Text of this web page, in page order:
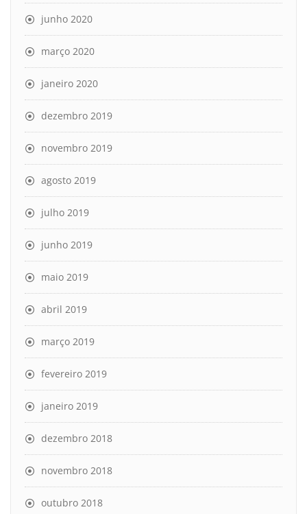
junho 2020
março 2020
janeiro 2020
dezembro 2019
novembro 2019
agosto 2019
julho 2019
junho 2019
maio 2019
abril 2019
março 2019
fevereiro 2019
janeiro 2019
dezembro 2018
novembro 2018
outubro 2018